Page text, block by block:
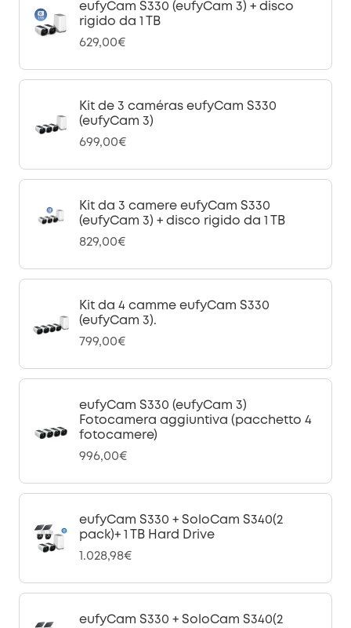
eufyCam S330 (eufyCam 3) + disco
rigido da 1 TB
629,00€
Kit de 3 caméras eufyCam S330
(eufyCam 3)
699,00€
Kit da 3 camere eufyCam S330
(eufyCam 3) + disco rigido da 1 TB
829,00€
Kit da 4 camme eufyCam S330
(eufyCam 3).
799,00€
eufyCam S330 (eufyCam 3)
Fotocamera aggiuntiva (pacchetto 4
fotocamere)
996,00€
eufyCam S330 + SoloCam S340(2
pack)+ 1 TB Hard Drive
1.028,98€
eufyCam S330 + SoloCam S340(2